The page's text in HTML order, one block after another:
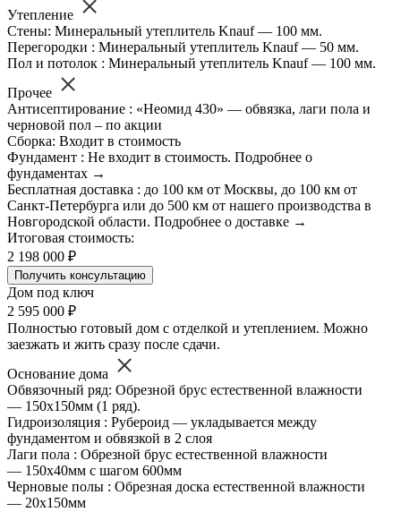
Утепление
Стены: Минеральный утеплитель Knauf — 100 мм.
Перегородки : Минеральный утеплитель Knauf — 50 мм.
Пол и потолок : Минеральный утеплитель Knauf — 100 мм.
Прочее
Антисептирование : «Неомид 430» — обвязка, лаги пола и
черновой пол – по акции
Сборка: Входит в стоимость
Фундамент : Не входит в стоимость. Подробнее о
фундаментах →
Бесплатная доставка : до 100 км от Москвы, до 100 км от
Санкт-Петербурга или до 500 км от нашего производства в
Новгородской области. Подробнее о доставке →
Итоговая стоимость:
2 198 000 ₽
Получить консультацию
Дом под ключ
2 595 000 ₽
Полностью готовый дом с отделкой и утеплением. Можно
заезжать и жить сразу после сдачи.
Основание дома
Обвязочный ряд: Обрезной брус естественной влажности
— 150х150мм (1 ряд).
Гидроизоляция : Рубероид — укладывается между
фундаментом и обвязкой в 2 слоя
Лаги пола : Обрезной брус естественной влажности
— 150х40мм с шагом 600мм
Черновые полы : Обрезная доска естественной влажности
— 20х150мм